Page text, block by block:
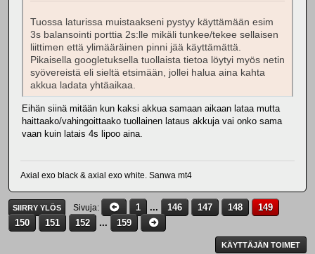
Tuossa laturissa muistaakseni pystyy käyttämään esim
3s balansointi porttia 2s:lle mikäli tunkee/tekee sellaisen
liittimen että ylimääräinen pinni jää käyttämättä.
Pikaisella googletuksella tuollaista tietoa löytyi myös netin
syövereistä eli sieltä etsimään, jollei halua aina kahta
akkua ladata yhtäaikaa.
Eihän siinä mitään kun kaksi akkua samaan aikaan lataa mutta
haittaako/vahingoittaako tuollainen lataus akkuja vai onko sama
vaan kuin latais 4s lipoo aina.
Axial exo black & axial exo white. Sanwa mt4
SIIRRY YLÖS Sivuja 1 ... 146 147 148
149
150
151 152 ... 159
KÄYTTÄJÄN TOIMET